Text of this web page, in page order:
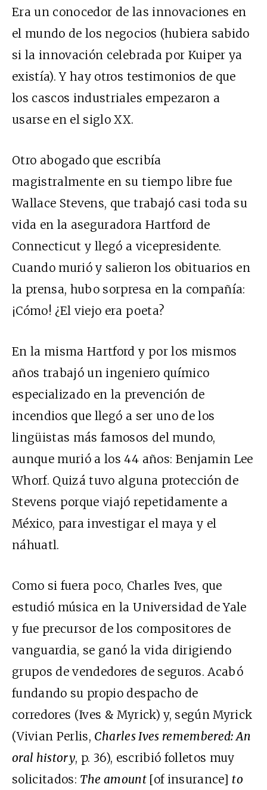
Era un conocedor de las innovaciones en
el mundo de los negocios (hubiera sabido
si la innovación celebrada por Kuiper ya
existía). Y hay otros testimonios de que
los cascos industriales empezaron a
usarse en el siglo XX.
Otro abogado que escribía
magistralmente en su tiempo libre fue
Wallace Stevens, que trabajó casi toda su
vida en la aseguradora Hartford de
Connecticut y llegó a vicepresidente.
Cuando murió y salieron los obituarios en
la prensa, hubo sorpresa en la compañía:
¡Cómo! ¿El viejo era poeta?
En la misma Hartford y por los mismos
años trabajó un ingeniero químico
especializado en la prevención de
incendios que llegó a ser uno de los
lingüistas más famosos del mundo,
aunque murió a los 44 años: Benjamin Lee
Whorf. Quizá tuvo alguna protección de
Stevens porque viajó repetidamente a
México, para investigar el maya y el
náhuatl.
Como si fuera poco, Charles Ives, que
estudió música en la Universidad de Yale
y fue precursor de los compositores de
vanguardia, se ganó la vida dirigiendo
grupos de vendedores de seguros. Acabó
fundando su propio despacho de
corredores (Ives & Myrick) y, según Myrick
(Vivian Perlis, Charles Ives remembered: An
oral history, p. 36), escribió folletos muy
solicitados: The amount [of insurance] to